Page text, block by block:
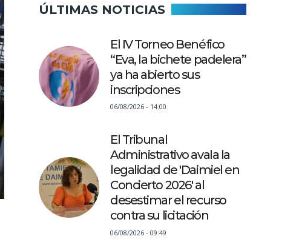
ÚLTIMAS NOTICIAS
El IV Torneo Benéfico
“Eva, la bichete padelera”
ya ha abierto sus
inscripciones
06/08/2026 - 14:00
El Tribunal
Administrativo avala la
legalidad de 'Daimiel en
Concierto 2026' al
desestimar el recurso
contra su licitación
06/08/2026 - 09:49